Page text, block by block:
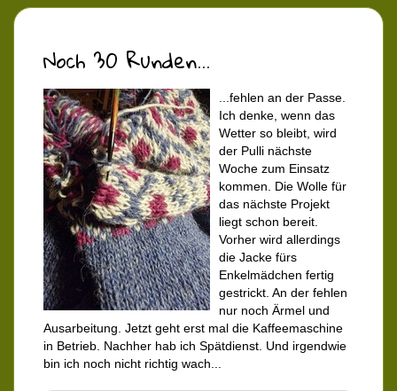
Noch 30 Runden...
...fehlen an der Passe.
Ich denke, wenn das
Wetter so bleibt, wird
der Pulli nächste
Woche zum Einsatz
kommen. Die Wolle für
das nächste Projekt
liegt schon bereit.
Vorher wird allerdings
die Jacke fürs
Enkelmädchen fertig
gestrickt. An der fehlen
nur noch Ärmel und
Ausarbeitung. Jetzt geht erst mal die Kaffeemaschine
in Betrieb. Nachher hab ich Spätdienst. Und irgendwie
bin ich noch nicht richtig wach...